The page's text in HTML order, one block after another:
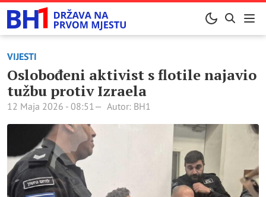
VIJESTI
Oslobođeni aktivist s flotile najavio
tužbu protiv Izraela
12 Maja 2026 - 08:51 Autor: BH1